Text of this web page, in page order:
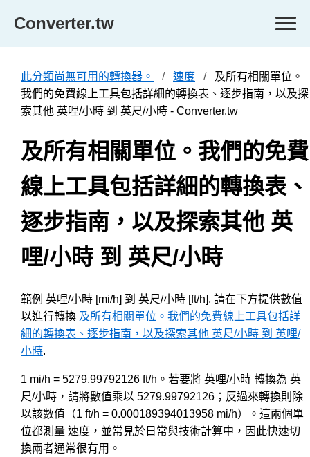
Converter.tw
此分類尚無可用的轉換器。 速度
及所有相關單位。
我們的免費線上工具包括詳細的轉換表、逐步指南，以及探
索其他 英哩/小時 到 英尺/小時 - Converter.tw
及所有相關單位。我們的免費
線上工具包括詳細的轉換表、
逐步指南，以及探索其他 英
哩/小時 到 英尺/小時
範例 英哩/小時 [mi/h] 到 英尺/小時 [ft/h], 請在下方提供數值
以進行轉換 及所有相關單位。我們的免費線上工具包括詳
細的轉換表、逐步指南，以及探索其他 英尺/小時 到 英哩/
小時.
1 mi/h = 5279.99792126 ft/h。若要將 英哩/小時 轉換為 英
尺/小時，請將數值乘以 5279.99792126；反過來轉換則除
以該數值（1 ft/h = 0.000189394013958 mi/h）。這兩個單
位都測量 速度，並常見於日常與技術計算中，因此快速切
換兩者通常很有用。